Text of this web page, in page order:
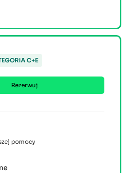
C+E
Rezerwuj
pomocy